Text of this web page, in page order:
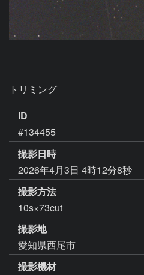
トリミング
ID
#134455
撮影日時
2026年4月3日 4時12分8秒
撮影方法
10s×73cut
撮影地
愛知県西尾市
撮影機材